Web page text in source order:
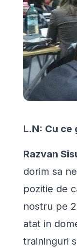
L.N: Cu ce
Razvan
dorim sa
pozitie de
nostru pe
atat in
traininguri